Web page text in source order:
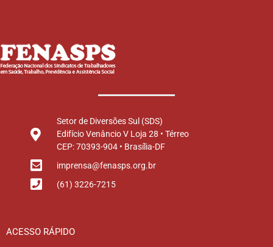
Setor de Diversões Sul (SDS)
Edifício Venâncio V Loja 28 • Térreo
CEP: 70393-904 • Brasília-DF
imprensa@fenasps.org.br
(61) 3226-7215
ACESSO RÁPIDO